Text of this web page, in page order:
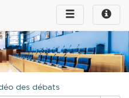
Toggle
infos
Toggle
navigation
des débats